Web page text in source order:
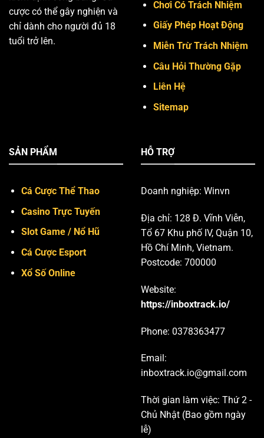
cược có thể gây nghiện và
chỉ dành cho người đủ 18
tuổi trở lên.
Chơi Có Trách Nhiệm
Giấy Phép Hoạt Động
Miễn Trừ Trách Nhiệm
Câu Hỏi Thường Gặp
Liên Hệ
Sitemap
SẢN PHẨM
Cá Cược Thể Thao
Casino Trực Tuyến
Slot Game / Nổ Hũ
Cá Cược Esport
Xổ Số Online
HỖ TRỢ
Doanh nghiệp: Winvn
Địa chỉ: 128 Đ. Vĩnh Viễn,
Tổ 67 Khu phố IV, Quận 10,
Hồ Chí Minh, Vietnam.
Postcode: 700000
Website:
https://inboxtrack.io/
Phone: 0378363477
Email:
inboxtrack.io@gmail.com
Thời gian làm việc: Thứ 2 -
Chủ Nhật (Bao gồm ngày
lễ)